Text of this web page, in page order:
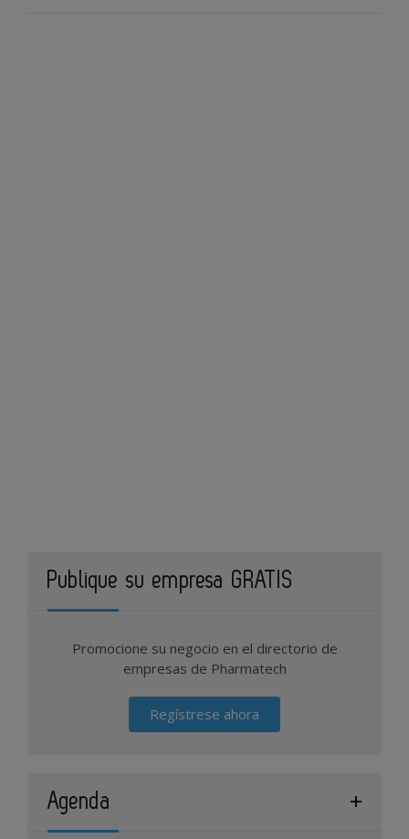
Publique su empresa GRATIS
Promocione su negocio en el directorio de
empresas de Pharmatech
Regístrese ahora
Agenda